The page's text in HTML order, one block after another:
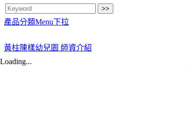
產品分類Menu下拉
黃柱陳樣幼兒園 師資介紹
Loading...